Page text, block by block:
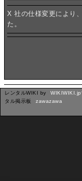
X 社の仕様変更により
た。
レンタルWIKI by
タル掲示板
zawazawa